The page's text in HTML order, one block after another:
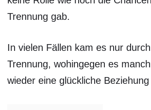
Trennung gab.
In vielen Fällen kam es nur
Trennung, wohingegen es
wieder eine glückliche